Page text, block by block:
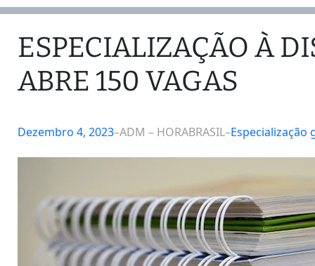
ESPECIALIZAÇÃO À
ABRE 150 VAGAS
Dezembro 4, 2023–ADM – HORABRASIL–Especialização